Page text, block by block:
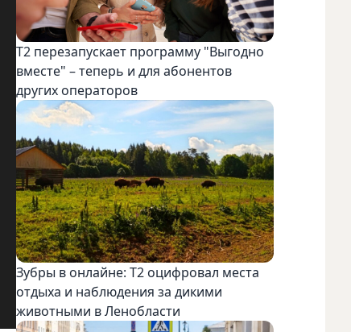
Т2 перезапускает программу "Выгодно
вместе" – теперь и для абонентов
других операторов
Зубры в онлайне: Т2 оцифровал места
отдыха и наблюдения за дикими
животными в Ленобласти